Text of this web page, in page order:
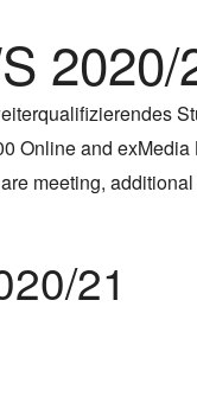
2020/
Online and
meeting,
21